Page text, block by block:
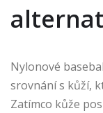
Nylonové
srovnání s kůží,
Zatímco kůže